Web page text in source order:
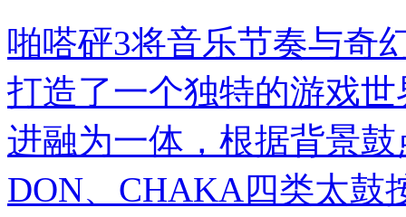
啪嗒砰3将音乐节奏与奇
打造了一个独特的游戏
进融为一体，根据背景鼓
DON、CHAKA四类太鼓